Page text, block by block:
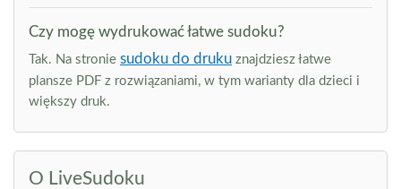
Czy mogę wydrukować łatwe sudoku?
Tak. Na stronie sudoku do druku znajdziesz łatwe
plansze PDF z rozwiązaniami, w tym warianty dla dzieci i
większy druk.
O LiveSudoku